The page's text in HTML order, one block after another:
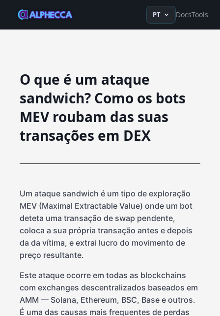
enru fr ko detrzh-Hans
PT DocsTools
O que é um ataque
sandwich? Como os bots
MEV roubam das suas
transações em DEX
Um ataque sandwich é um tipo de exploração
MEV (Maximal Extractable Value) onde um bot
deteta uma transação de swap pendente,
coloca a sua própria transação antes e depois
da da vítima, e extrai lucro do movimento de
preço resultante.
Este ataque ocorre em todas as blockchains
com exchanges descentralizados baseados em
AMM — Solana, Ethereum, BSC, Base e outros.
É uma das causas mais frequentes de perdas